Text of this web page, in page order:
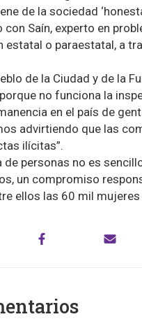
de la sociedad
Saín, experto en
o paraestatal, a
de la Ciudad y de la
no funciona la
en el país de
advirtiendo que las
ilícitas”.
personas no es
un compromiso
ellos las 60 mil